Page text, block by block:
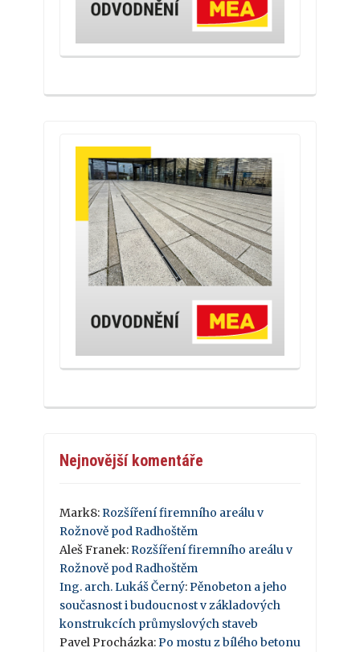
Nejnovější komentáře
Mark8: Rozšíření firemního areálu v
Rožnově pod Radhoštěm
Aleš Franek: Rozšíření firemního areálu v
Rožnově pod Radhoštěm
Ing. arch. Lukáš Černý: Pěnobeton a jeho
současnost i budoucnost v základových
konstrukcích průmyslových staveb
Pavel Procházka: Po mostu z bílého betonu